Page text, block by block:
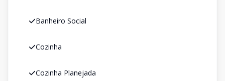
Banheiro Social
Cozinha
Cozinha Planejada